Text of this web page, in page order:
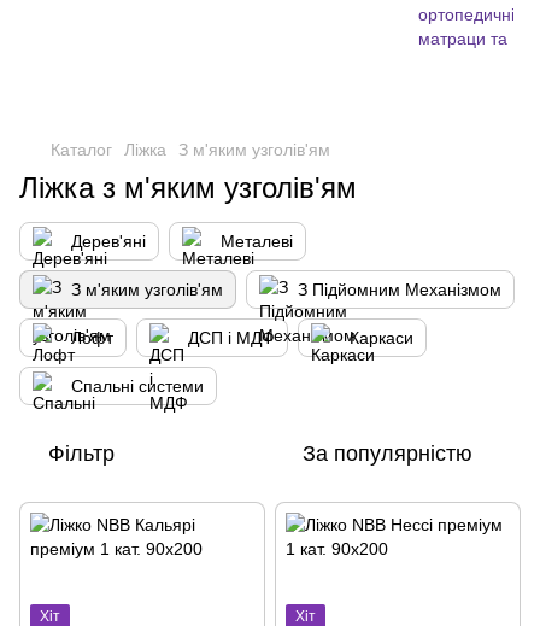
Каталог Ліжка З м'яким узголів'ям
Ліжка з м'яким узголів'ям
Дерев'яні Металеві
З м'яким узголів'ям З Підйомним Механізмом
Лофт ДСП і МДФ Каркаси
Спальні системи
Фільтр За популярністю
Хіт
Хіт